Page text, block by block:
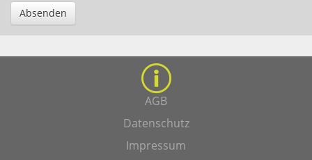
Absenden
AGB
Datenschutz
Impressum